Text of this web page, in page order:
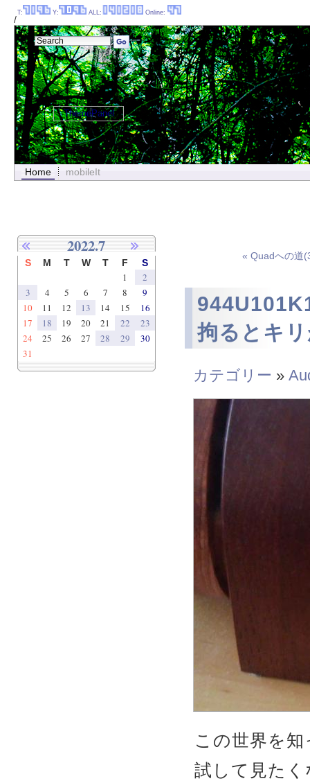
/
Home mobileIt
« Quadへの道
拘るとキ
カテゴリー »
この世界を
試して見た
2022.7
S M T W T F S
1
2
3
4 5 6 7 8
9
10
11 12 13 14 15
16
17
18 19 20 21 22
23
24
25 26 27 28 29
30
31
T: Y: ALL: Online:
ThemePanel